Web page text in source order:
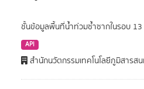
ชั้นข้อมูลพื้นที่น้ำท่วมซ้ำซากในรอบ
API
สำนักนวัตกรรมเทคโนโลยีภูมิสารสน